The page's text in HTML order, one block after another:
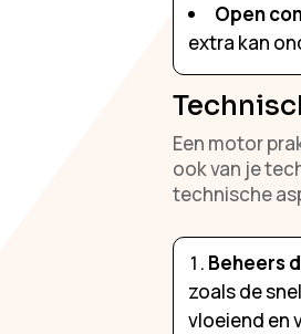
Open
extra kan
Een motor
ook van je
technische
Beheers
zoals de
vloeiend en